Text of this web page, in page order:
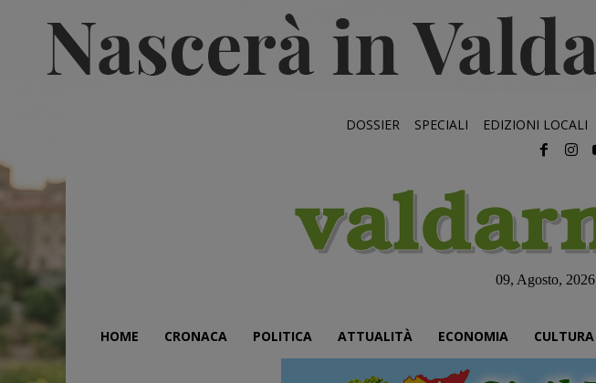
DOSSIER SPECIALI EDIZIONI LOCALI
09, Agosto, 2026
HOME CRONACA POLITICA ATTUALITÀ ECONOMIA CULTURA